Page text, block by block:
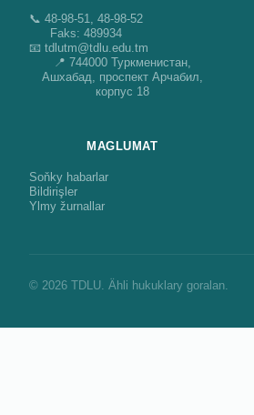
📞 48-98-51, 48-98-52
Faks: 489934
📧 tdlutm@tdlu.edu.tm
📍 744000 Туркменистан,
Ашхабад, проспект Арчабил,
корпус 18
MAGLUMAT
Soňky habarlar
Bildirişler
Ylmy žurnallar
© 2026 TDLU. Ähli hukuklary goralan.